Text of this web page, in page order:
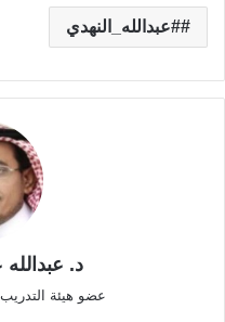
#عبدالله_النهدي
د.
عضو هيئة التدريب